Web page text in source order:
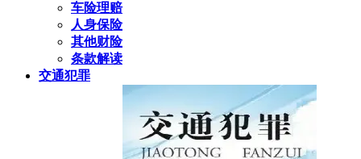
车险理赔
人身保险
其他财险
条款解读
交通犯罪